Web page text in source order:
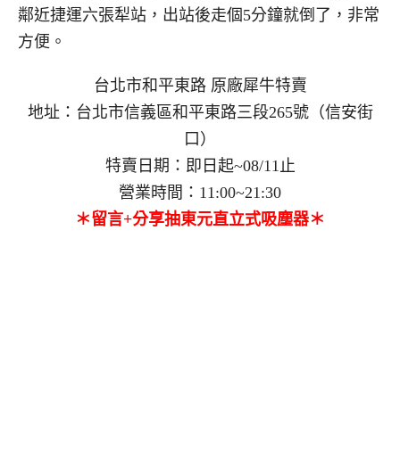
鄰近捷運六張犁站，出站後走個5分鐘就倒了，非常
方便。
台北市和平東路 原廠犀牛特賣
地址：台北市信義區和平東路三段265號（信安街
口）
特賣日期：即日起~08/11止
營業時間：11:00~21:30
＊留言+分享抽東元直立式吸塵器＊